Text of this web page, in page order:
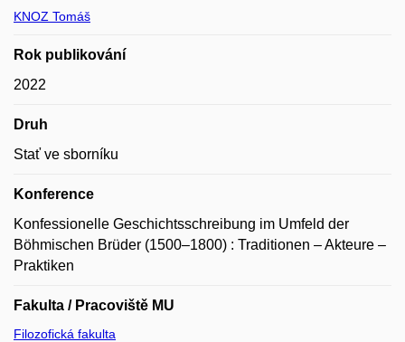
KNOZ Tomáš
Rok publikování
2022
Druh
Stať ve sborníku
Konference
Konfessionelle Geschichtsschreibung im Umfeld der
Böhmischen Brüder (1500–1800) : Traditionen – Akteure –
Praktiken
Fakulta / Pracoviště MU
Filozofická fakulta